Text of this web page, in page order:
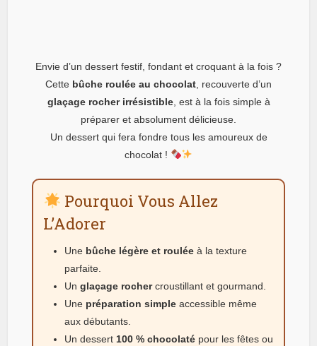
Envie d’un dessert festif, fondant et croquant à la fois ?
Cette bûche roulée au chocolat , recouverte d’un
glaçage rocher irrésistible, est à la fois simple à
préparer et absolument délicieuse.
Un dessert qui fera fondre tous les amoureux de
chocolat !
Pourquoi Vous Allez
L’Adorer
Une bûche légère et roulée à la texture
parfaite.
Unglaçage rochercroustillant et gourmand.
Une préparation simple accessible même
aux débutants.
Un dessert 100 % chocolaté pour les fêtes ou